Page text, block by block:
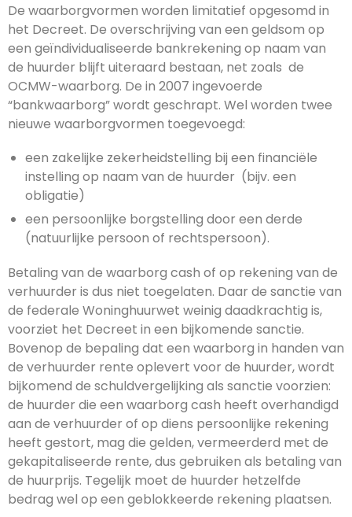
De waarborgvormen worden limitatief opgesomd in
het Decreet. De overschrijving van een geldsom op
een geïndividualiseerde bankrekening op naam van
de huurder blijft uiteraard bestaan, net zoals de
OCMW-waarborg. De in 2007 ingevoerde
“bankwaarborg” wordt geschrapt. Wel worden twee
nieuwe waarborgvormen toegevoegd:
een zakelijke zekerheidstelling bij een financiële
instelling op naam van de huurder (bijv. een
obligatie)
een persoonlijke borgstelling door een derde
(natuurlijke persoon of rechtspersoon).
Betaling van de waarborg cash of op rekening van de
verhuurder is dus niet toegelaten. Daar de sanctie van
de federale Woninghuurwet weinig daadkrachtig is,
voorziet het Decreet in een bijkomende sanctie.
Bovenop de bepaling dat een waarborg in handen van
de verhuurder rente oplevert voor de huurder, wordt
bijkomend de schuldvergelijking als sanctie voorzien:
de huurder die een waarborg cash heeft overhandigd
aan de verhuurder of op diens persoonlijke rekening
heeft gestort, mag die gelden, vermeerderd met de
gekapitaliseerde rente, dus gebruiken als betaling van
de huurprijs. Tegelijk moet de huurder hetzelfde
bedrag wel op een geblokkeerde rekening plaatsen.